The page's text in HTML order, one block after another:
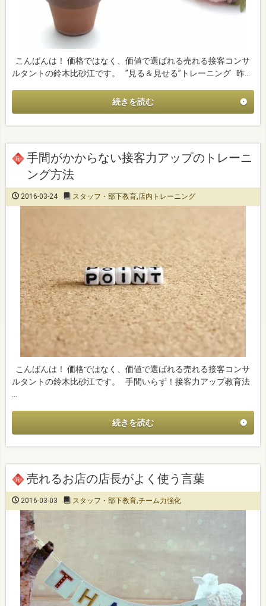
こんばんは！ 価格ではなく、価値で選ばれる売れる接客コンサ
ルタントの鈴木比砂江です。 ”見る＆見せる”トレーニング 昨…
続きを読む
手間がかからない接客力アップのトレーニ
ング方法
2016-03-24 スタッフ・部下教育,店内トレーニング
こんばんは！ 価格ではなく、価値で選ばれる売れる接客コンサ
ルタントの鈴木比砂江です。 手間いらず！接客力アップ教育法
続きを読む
売れるお店の店長がよく使う言葉
2016-03-03 スタッフ・部下教育 チーム力強化